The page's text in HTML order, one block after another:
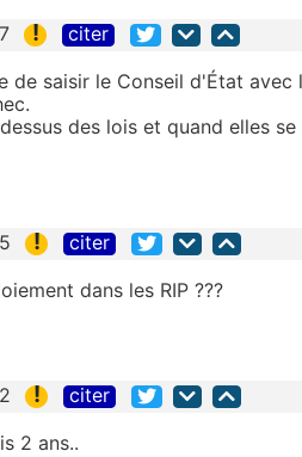
! citer
de saisir le Conseil d'État avec
des lois et quand elles
! citer
dans les RIP ???
! citer
2 ans..